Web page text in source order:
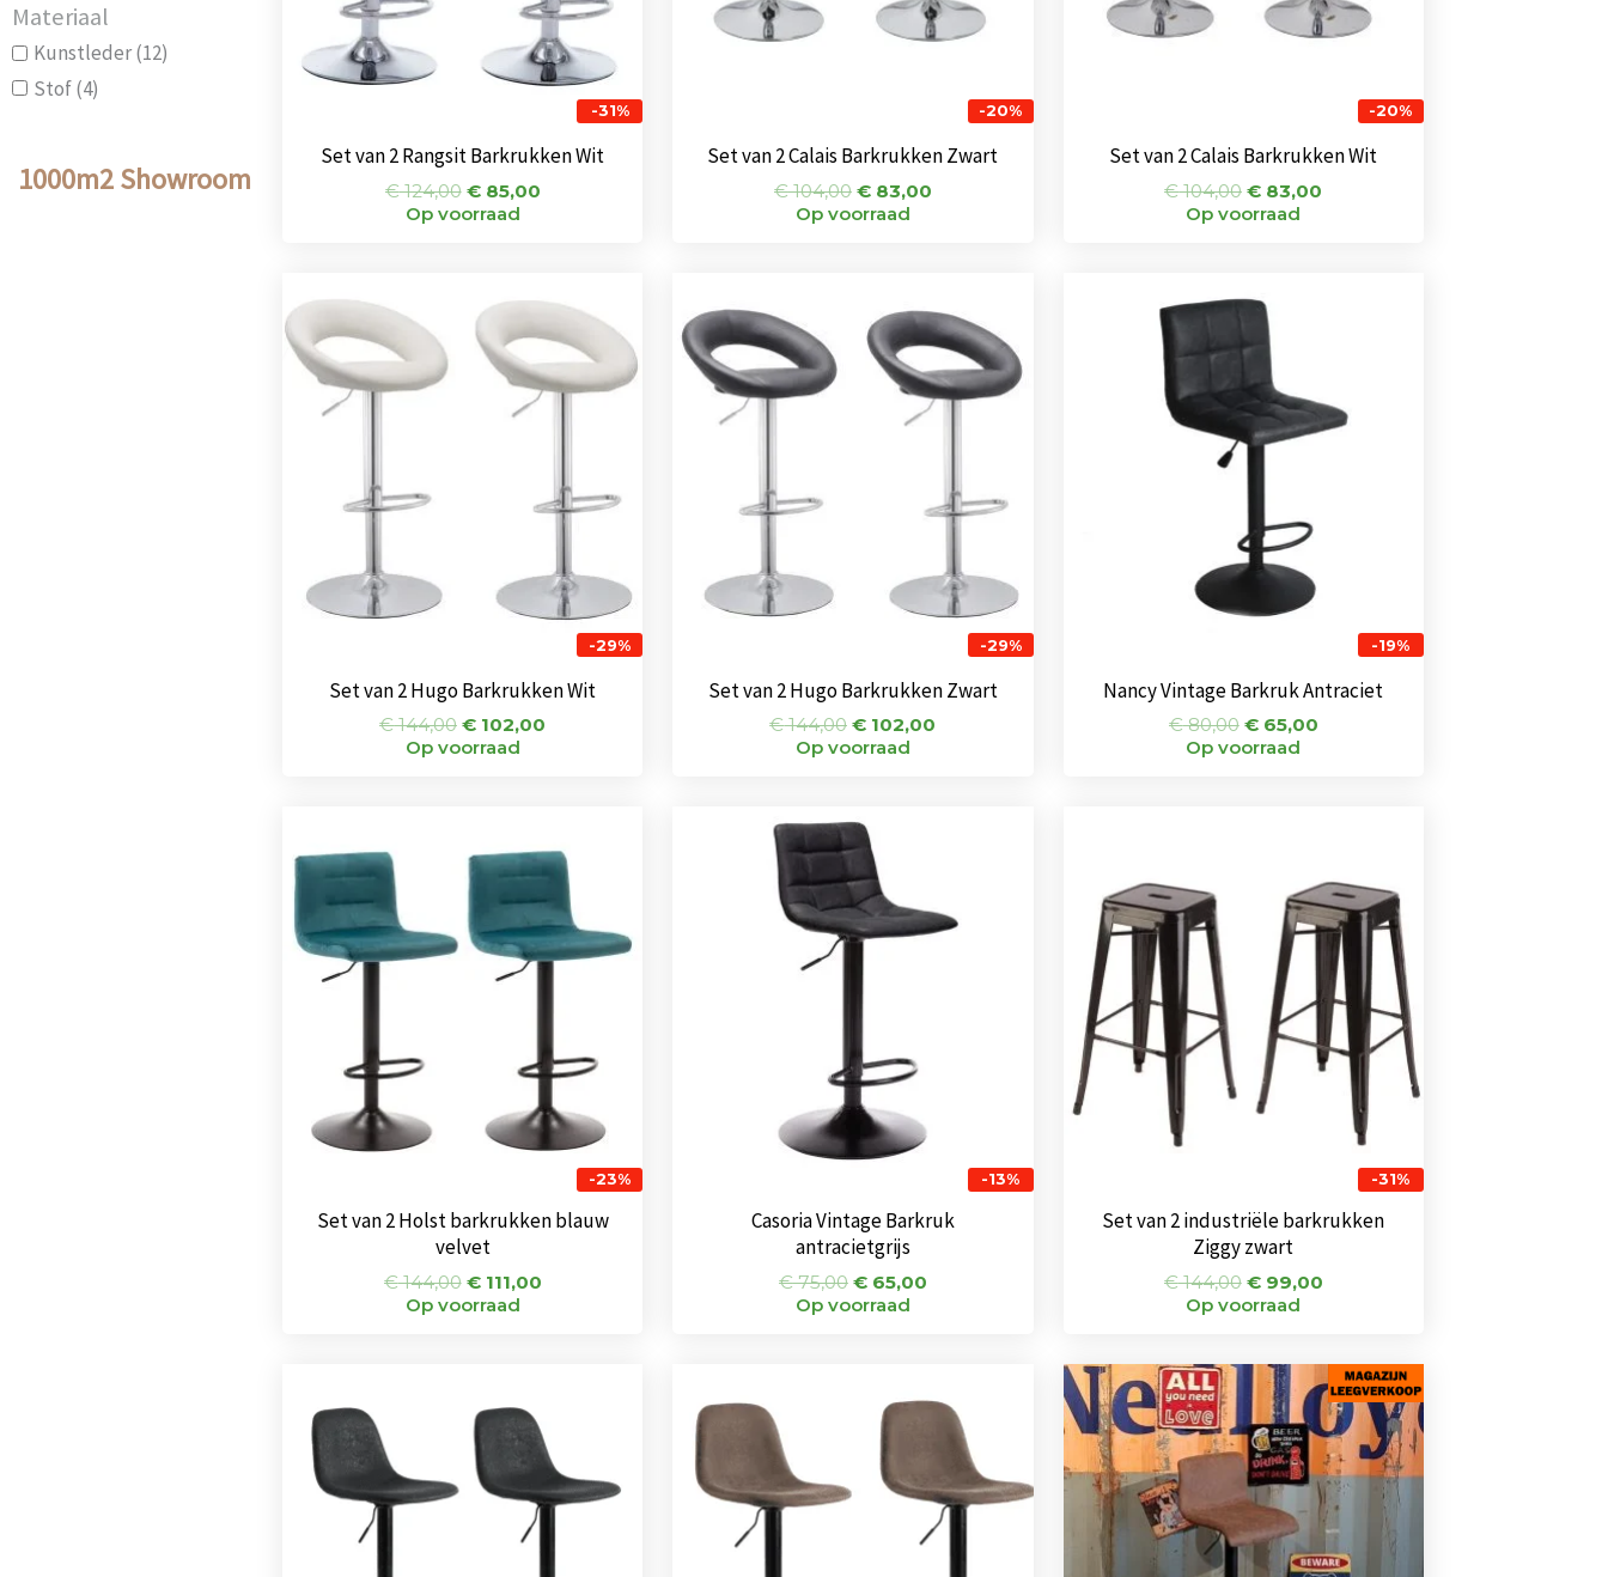
Materiaal
Kunstleder(12)
Stof(4)
1000m2 Showroom
-31%
Set van 2 Rangsit Barkrukken Wit
€124,00 €85,00
Op voorraad
-20%
Set van 2 Calais Barkrukken Zwart
€104,00 €83,00
Op voorraad
-20%
Set van 2 Calais Barkrukken Wit
€104,00 € 83,00
Op voorraad
-29%
Set van 2 Hugo Barkrukken Wit
€144,00
prijs
was:
€ 144,00.
€ 102,00
prijs
is:
€ 102,00.
Op voorraad
-29%
Set van 2 Hugo Barkrukken Zwart
€144,00
was:
€ 144,00.
€ 102,00
prijs
is:
€ 102,00.
Op voorraad
-19%
Nancy Vintage Barkruk Antraciet
€80,00
prijs
was:
€ 80,00.
€65,00
Op voorraad
-23%
Set van 2 Holst barkrukken blauw
velvet
€144,00
was:
€ 144,00.
€111,00
is:
€ 111,00.
Op voorraad
-13%
Casoria Vintage Barkruk
antracietgrijs
€75,00
Oorspronkelijke
prijs
was:
€ 75,00.
€65,00
Op voorraad
-31%
Set van 2 industriële barkrukken
Ziggy zwart
€144,00
€ 144,00.
€99,00
€ 99,00.
Op voorraad
was:
€ 144,00.€ 102,00.
was:
prijs
is:
€ 102,00.
Oorspronkelijke
prijs
was:
€ 75,00.
Huidige
prijs
is:
€ 49,00.